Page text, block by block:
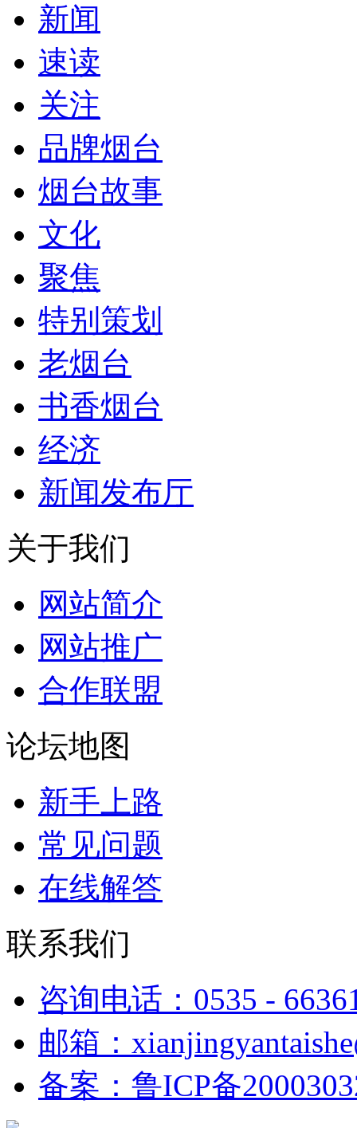
新闻
速读
关注
品牌烟台
烟台故事
文化
聚焦
特别策划
老烟台
书香烟台
经济
新闻发布厅
关于我们
网站简介
网站推广
合作联盟
论坛地图
新手上路
常见问题
在线解答
联系我们
咨询电话：0535 -
邮箱：
备案：鲁ICP备